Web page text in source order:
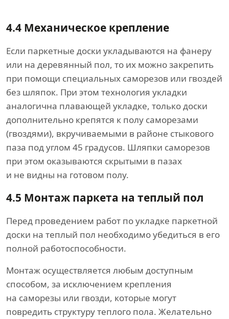
4.4 Механическое крепление
Если паркетные доски укладываются на фанеру
или на деревянный пол, то их можно закрепить
при помощи специальных саморезов или гвоздей
без шляпок. При этом технология укладки
аналогична плавающей укладке, только доски
дополнительно крепятся к полу саморезами
(гвоздями), вкручиваемыми в районе стыкового
паза под углом 45 градусов. Шляпки саморезов
при этом оказываются скрытыми в пазах
и не видны на готовом полу.
4.5 Монтаж паркета на теплый пол
Перед проведением работ по укладке паркетной
доски на теплый пол необходимо убедиться в его
полной работоспособности.
Монтаж осуществляется любым доступным
способом, за исключением крепления
на саморезы или гвозди, которые могут
повредить структуру теплого пола. Желательно